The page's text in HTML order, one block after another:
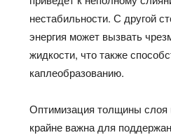
нестабильности. С другой
энергия может вызвать
жидкости, что также
каплеобразованию.
Оптимизация толщины слоя
крайне важна для